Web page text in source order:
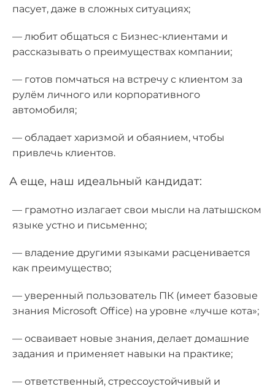
пасует, даже в сложных ситуациях;
— любит общаться с Бизнес-клиентами и
рассказывать о преимуществах компании;
— готов помчаться на встречу с клиентом за
рулём личного или корпоративного
автомобиля;
— обладает харизмой и обаянием, чтобы
привлечь клиентов.
А еще, наш идеальный кандидат:
— грамотно излагает свои мысли на латышском
языке устно и письменно;
— владение другими языками расценивается
как преимущество;
— уверенный пользователь ПК (имеет базовые
знания Microsoft Office) на уровне «лучше кота»;
— осваивает новые знания, делает домашние
задания и применяет навыки на практике;
— ответственный, стрессоустойчивый и